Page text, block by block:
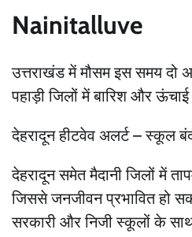
Nainitalluve
उत्तराखंड में मौसम इस समय दो
पहाड़ी जिलों में बारिश और ऊंचाई
देहरादून हीटवेव अलर्ट – स्कूल
देहरादून समेत मैदानी जिलों में
जिससे जनजीवन प्रभावित हो
सरकारी और निजी स्कूलों के